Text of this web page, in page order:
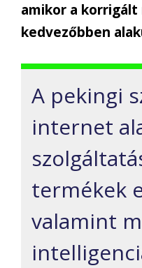
amikor a
kedvezőbben
A pekingi
internet
termékek
valamint